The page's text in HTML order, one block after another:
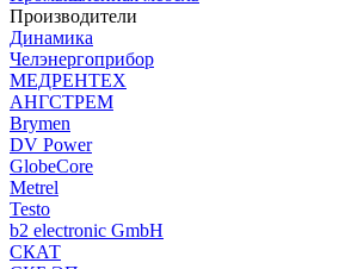
Производители
Динамика
Челэнергоприбор
МЕДРЕНТЕХ
АНГСТРЕМ
Brymen
DV Power
GlobeCore
Metrel
Testo
b2 electronic GmbH
СКАТ